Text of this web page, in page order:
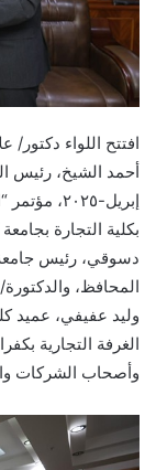
افتتح اللواء
إبريل-
بكلية التجارة
دسوقي، رئيس
المحافظ،
وليد عفيفي، عميد
الغرفة التجارية
وأصحاب الشركات